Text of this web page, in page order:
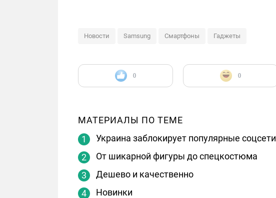
Новости Samsung Смартфоны Гаджеты
0 0
МАТЕРИАЛЫ ПО ТЕМЕ
Украина заблокирует популярные соцсети
От шикарной фигуры до спецкостюма
Дешево и качественно
Новинки